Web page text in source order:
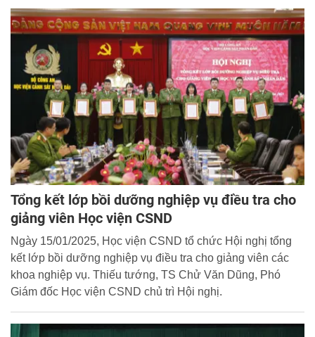
Tổng kết lớp bồi dưỡng nghiệp vụ điều tra cho
giảng viên Học viện CSND
Ngày 15/01/2025, Học viện CSND tổ chức Hội nghị tổng
kết lớp bồi dưỡng nghiệp vụ điều tra cho giảng viên các
khoa nghiệp vụ. Thiếu tướng, TS Chử Văn Dũng, Phó
Giám đốc Học viện CSND chủ trì Hội nghị.